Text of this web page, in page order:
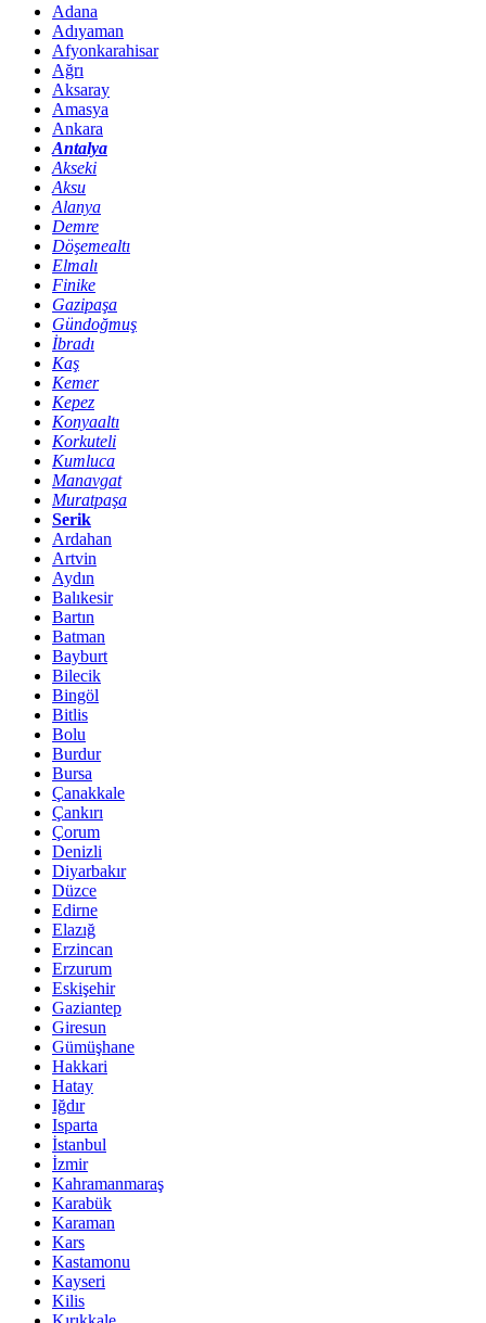
Adana
Adıyaman
Afyonkarahisar
Ağrı
Aksaray
Amasya
Ankara
Antalya
Akseki
Aksu
Alanya
Demre
Döşemealtı
Elmalı
Finike
Gazipaşa
Gündoğmuş
İbradı
Kaş
Kemer
Kepez
Konyaaltı
Korkuteli
Kumluca
Manavgat
Muratpaşa
Serik
Ardahan
Artvin
Aydın
Balıkesir
Bartın
Batman
Bayburt
Bilecik
Bingöl
Bitlis
Bolu
Burdur
Bursa
Çanakkale
Çankırı
Çorum
Denizli
Diyarbakır
Düzce
Edirne
Elazığ
Erzincan
Erzurum
Eskişehir
Gaziantep
Giresun
Gümüşhane
Hakkari
Hatay
Iğdır
Isparta
İstanbul
İzmir
Kahramanmaraş
Karabük
Karaman
Kars
Kastamonu
Kayseri
Kilis